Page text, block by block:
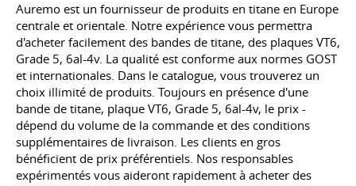
Auremo est un fournisseur de produits en titane en Europe
centrale et orientale. Notre expérience vous permettra
d'acheter facilement des bandes de titane, des plaques VT6,
Grade 5, 6al-4v. La qualité est conforme aux normes GOST
et internationales. Dans le catalogue, vous trouverez un
choix illimité de produits. Toujours en présence d'une
bande de titane, plaque VT6, Grade 5, 6al-4v, le prix -
dépend du volume de la commande et des conditions
supplémentaires de livraison. Les clients en gros
bénéficient de prix préférentiels. Nos responsables
expérimentés vous aideront rapidement à acheter des